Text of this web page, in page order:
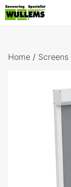
Ga
naar
Home / Screens